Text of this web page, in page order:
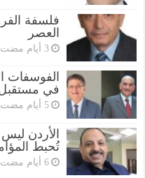
فلسفة
العصر
‏3 أيام مضت
الفوسفات
في مستقبل
‏5 أيام مضت
الأردن
تُحبط
‏6 أيام مضت